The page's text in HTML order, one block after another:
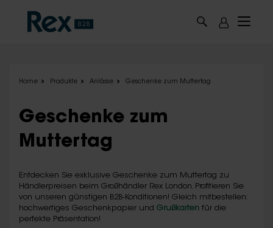
Home Produkte Anlässe Geschenke zum Muttertag
Geschenke zum
Muttertag
Entdecken Sie exklusive Geschenke zum Muttertag zu
Händlerpreisen beim Großhändler Rex London. Profitieren Sie
von unseren günstigen B2B-Konditionen! Gleich mitbestellen:
hochwertiges Geschenkpapier und Grußkarten für die
perfekte Präsentation!